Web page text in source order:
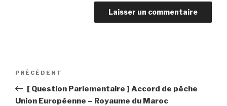
Navigation
l’article
Article
précédent
PRÉCÉDENT
[ Question Parlementaire ] Accord de pêche
Union Européenne – Royaume du Maroc